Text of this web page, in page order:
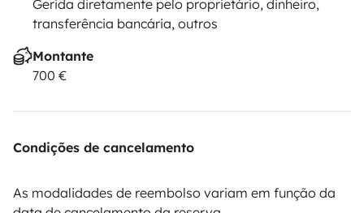
Gerida diretamente pelo proprietário, dinheiro,
transferência bancária, outros
Montante
700 €
Condições de cancelamento
As modalidades de reembolso variam em função da